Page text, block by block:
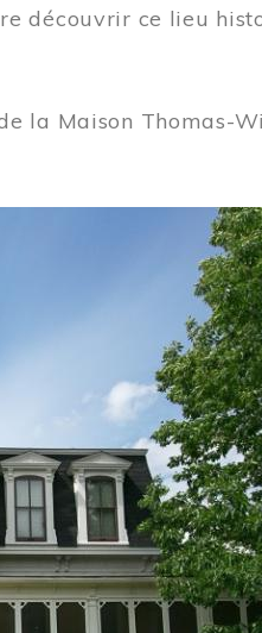
découvrir ce lieu
la Maison Thomas-